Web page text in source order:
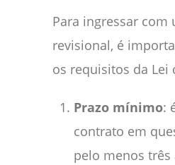
Para ingressar com
revisional, é
os requisitos da Lei
Prazo mínimo:
contrato em
pelo menos três